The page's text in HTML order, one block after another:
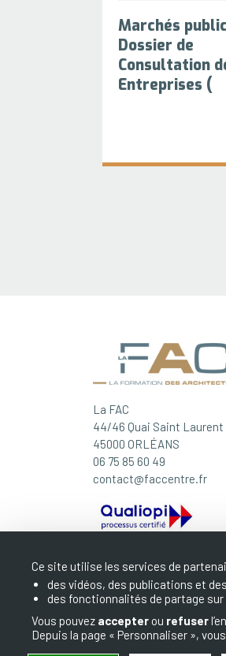
Marchés
Dossier de
Consultation
Entreprises (
La FAC
44/46 Quai Saint Laurent
45000 ORLÉANS
06 75 85 60 49
contact@faccentre.fr
Ce site utilise les services de
des vidéos, des publications et
des fonctionnalités de partage sur
Vous pouvez accepter ou refuser
Depuis la page « Personnaliser »,